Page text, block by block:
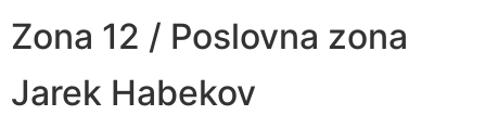
Zona 12 / Poslovna zona
Jarek Habekov